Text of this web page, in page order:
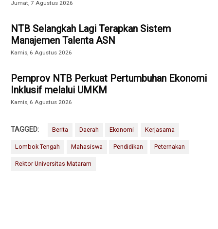
Jumat, 7 Agustus 2026
NTB Selangkah Lagi Terapkan Sistem
Manajemen Talenta ASN
Kamis, 6 Agustus 2026
Pemprov NTB Perkuat Pertumbuhan Ekonomi
Inklusif melalui UMKM
Kamis, 6 Agustus 2026
TAGGED: Berita Daerah Ekonomi Kerjasama
Lombok Tengah Mahasiswa Pendidikan Peternakan
Rektor Universitas Mataram